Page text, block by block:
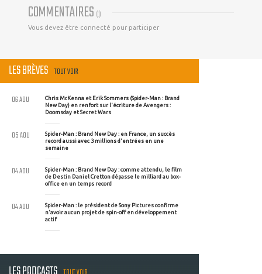
COMMENTAIRES (0)
Vous devez être connecté pour participer
LES BRÈVES TOUT VOIR
Chris McKenna et Erik Sommers (Spider-Man : Brand
New Day) en renfort sur l'écriture de Avengers :
Doomsday et Secret Wars
06 AOU
Spider-Man : Brand New Day : en France, un succès
record aussi avec 3 millions d'entrées en une
semaine
05 AOU
Spider-Man : Brand New Day : comme attendu, le film
de Destin Daniel Cretton dépasse le milliard au box-
office en un temps record
04 AOU
Spider-Man : le président de Sony Pictures confirme
n'avoir aucun projet de spin-off en développement
actif
04 AOU